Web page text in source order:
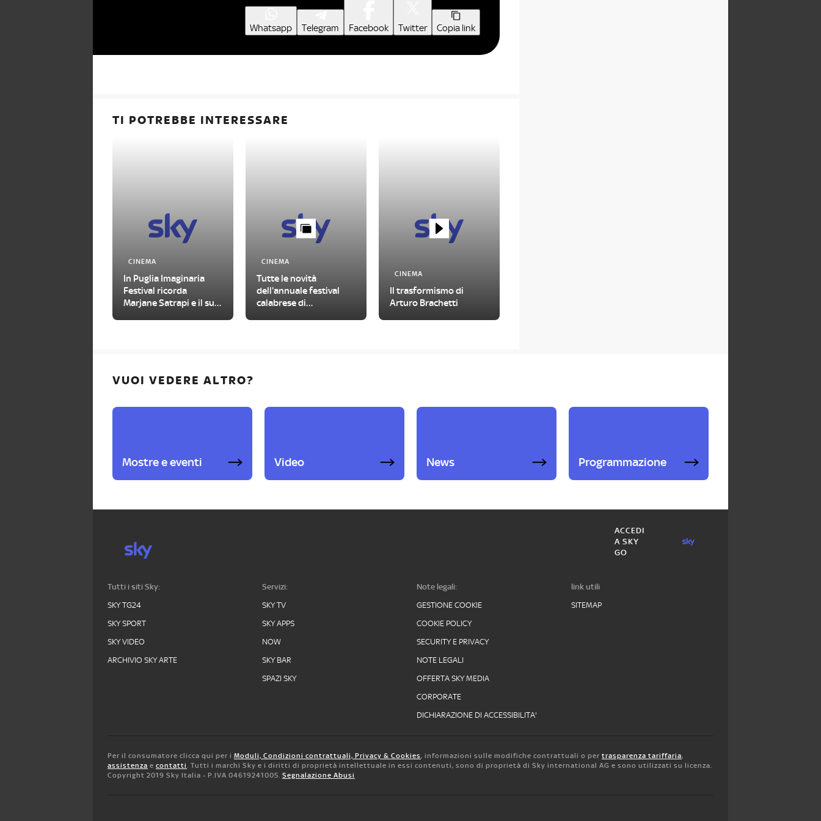
Whatsapp Telegram Facebook Twitter Copia link
TI POTREBBE INTERESSARE
CINEMA
In Puglia Imaginaria
Festival ricorda
Marjane Satrapi e il suo
CINEMA
Tutte le novità
dell'annuale festival
calabrese di
CINEMA
Il trasformismo di
Arturo Brachetti
VUOI VEDERE ALTRO?
Mostre e eventi Video News Programmazione
ACCEDI
A SKY
GO
Tutti i siti Sky:
SKY TG24
SKY SPORT
SKY VIDEO
ARCHIVIO SKY ARTE
Servizi:
SKY TV
SKY APPS
NOW
SKY BAR
SPAZI SKY
Note legali:
GESTIONE COOKIE
COOKIE POLICY
SECURITY E PRIVACY
NOTE LEGALI
OFFERTA SKY MEDIA
CORPORATE
DICHIARAZIONE DI ACCESSIBILITA'
link utili
SITEMAP
Per il consumatore clicca qui per i Moduli, Condizioni contrattuali, Privacy & Cookies, informazioni sulle modifiche contrattuali o per trasparenza tariffaria,
assistenza e contatti. Tutti i marchi Sky e i diritti di proprietà intellettuale in essi contenuti, sono di proprietà di Sky international AG e sono utilizzati su licenza.
Copyright 2019 Sky Italia - P.IVA 04619241005. Segnalazione Abusi